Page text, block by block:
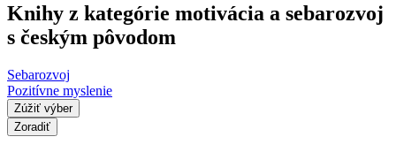
Knihy z kategórie motivácia a sebarozvoj
s českým pôvodom
Sebarozvoj
Pozitívne myslenie
Zúžiť výber
Zoradiť